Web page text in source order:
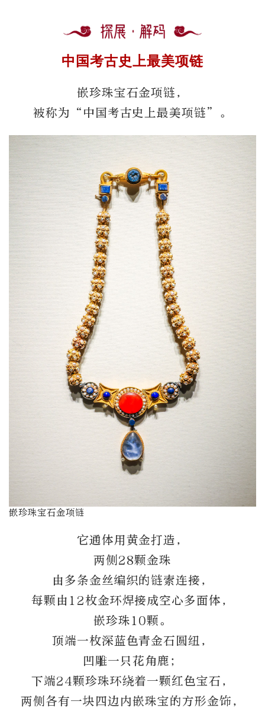
中国考古史上最美项链
嵌珍珠宝石金项链，
被称为“中国考古史上最美项链”。
嵌珍珠宝石金项链
它通体用黄金打造，
两侧28颗金珠
由多条金丝编织的链索连接，
每颗由12枚金环焊接成空心多面体，
嵌珍珠10颗。
顶端一枚深蓝色青金石圆纽，
凹雕一只花角鹿；
下端24颗珍珠环绕着一颗红色宝石，
两侧各有一块四边内嵌珠宝的方形金饰，